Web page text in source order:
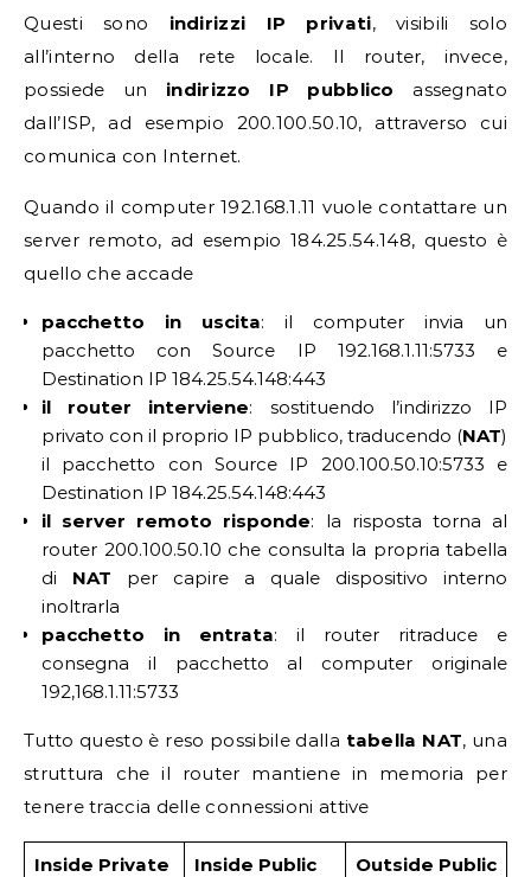
Questi sono indirizzi IP privati, visibili solo
all’interno della rete locale. Il router, invece,
possiede un indirizzo IP pubblico assegnato
dall’ISP, ad esempio 200.100.50.10, attraverso cui
comunica con Internet.
Quando il computer 192.168.1.11 vuole contattare un
server remoto, ad esempio 184.25.54.148, questo è
quello che accade
pacchetto in uscita: il computer invia un
pacchetto con Source IP 192.168.1.11:5733 e
Destination IP 184.25.54.148:443
il router interviene: sostituendo l’indirizzo IP
privato con il proprio IP pubblico, traducendo (NAT)
il pacchetto con Source IP 200.100.50.10:5733 e
Destination IP 184.25.54.148:443
il server remoto risponde: la risposta torna al
router 200.100.50.10 che consulta la propria tabella
di NAT per capire a quale dispositivo interno
inoltrarla
pacchetto in entrata: il router ritraduce e
consegna il pacchetto al computer originale
192,168.1.11:5733
Tutto questo è reso possibile dalla tabella NAT, una
struttura che il router mantiene in memoria per
tenere traccia delle connessioni attive
Inside Private
Inside Public
Outside Public